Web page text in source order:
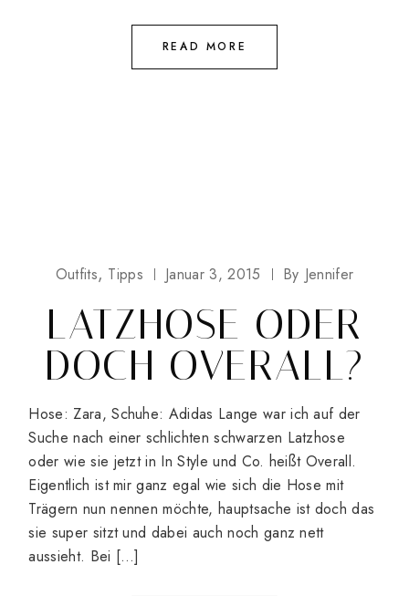
READ MORE
Outfits Tipps Januar 3, 2015 By Jennifer
LATZHOSE ODER
DOCH OVERALL?
Hose: Zara, Schuhe: Adidas Lange war ich auf der
Suche nach einer schlichten schwarzen Latzhose
oder wie sie jetzt in In Style und Co. heißt Overall.
Eigentlich ist mir ganz egal wie sich die Hose mit
Trägern nun nennen möchte, hauptsache ist doch das
sie super sitzt und dabei auch noch ganz nett
aussieht. Bei […]